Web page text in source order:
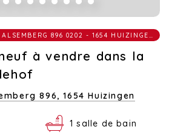
à vendre dans la
896,1654 Huizingen
1 salle de bain